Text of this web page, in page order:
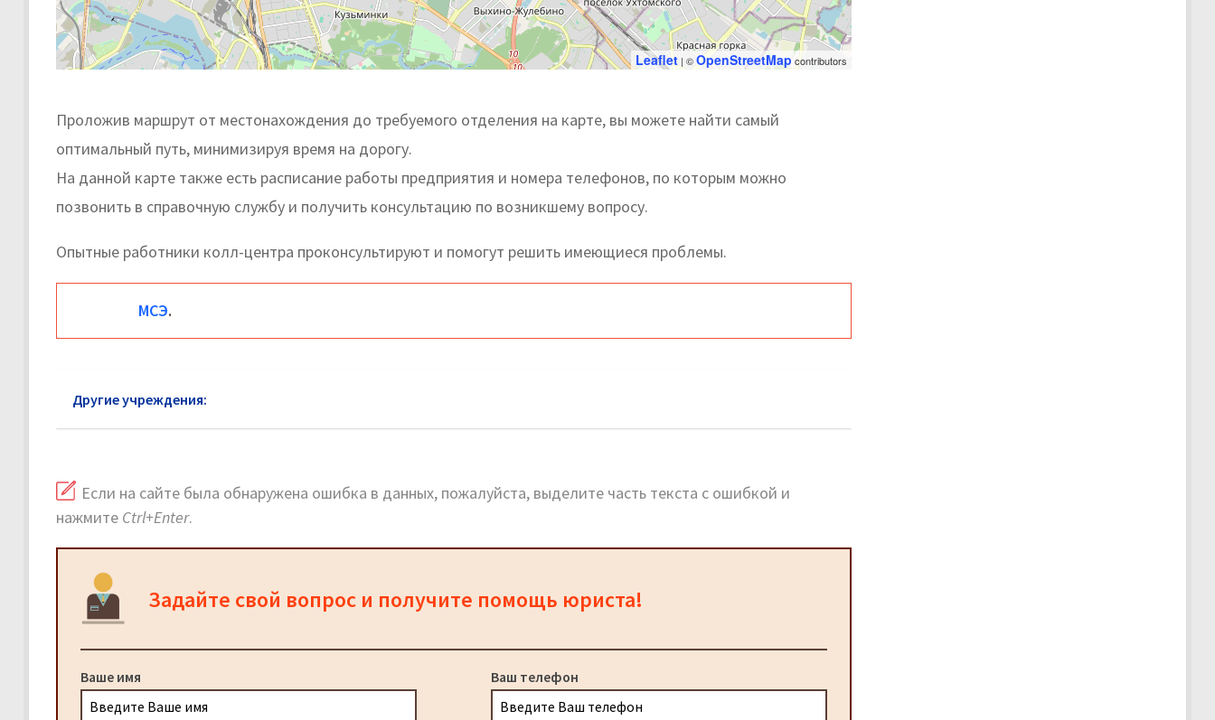
Leaflet | ©OpenStreetMap contributors
Проложив маршрут от местонахождения до требуемого отделения на карте, вы можете найти самый
оптимальный путь, минимизируя время на дорогу.
На данной карте также есть расписание работы предприятия и номера телефонов, по которым можно
позвонить в справочную службу и получить консультацию по возникшему вопросу.
Опытные работники колл-центра проконсультируют и помогут решить имеющиеся проблемы.
МСЭ.
Другие учреждения:
Если на сайте была обнаружена ошибка в данных, пожалуйста, выделите часть текста с ошибкой и
нажмите Ctrl+Enter.
Задайте свой вопрос и получите помощь юриста!
Ваше имя Ваш телефон